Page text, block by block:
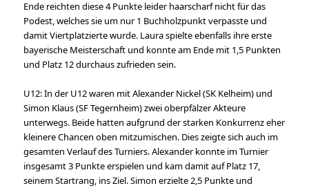
Ende reichten diese 4 Punkte leider haarscharf nicht für das
Podest, welches sie um nur 1 Buchholzpunkt verpasste und
damit Viertplatzierte wurde. Laura spielte ebenfalls ihre erste
bayerische Meisterschaft und konnte am Ende mit 1,5 Punkten
und Platz 12 durchaus zufrieden sein.
U12: In der U12 waren mit Alexander Nickel (SK Kelheim) und
Simon Klaus (SF Tegernheim) zwei oberpfälzer Akteure
unterwegs. Beide hatten aufgrund der starken Konkurrenz eher
kleinere Chancen oben mitzumischen. Dies zeigte sich auch im
gesamten Verlauf des Turniers. Alexander konnte im Turnier
insgesamt 3 Punkte erspielen und kam damit auf Platz 17,
seinem Startrang, ins Ziel. Simon erzielte 2,5 Punkte und